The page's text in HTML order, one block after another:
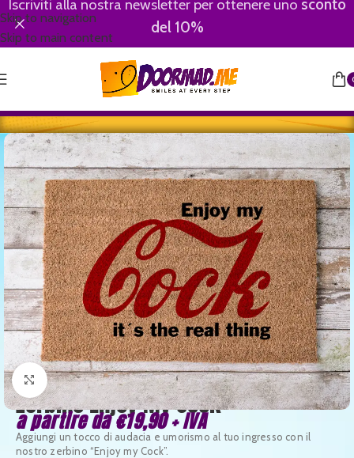
Skip to navigation
Skip to main content
Iscriviti alla nostra newsletter per ottenere uno sconto
del 10%
Clicca per ingrandire
Zerbino Enjoy My Cock
a partire da€19,90+ IVA
Aggiungi un tocco di audacia e umorismo al tuo ingresso con il
nostro zerbino “Enjoy my Cock”.